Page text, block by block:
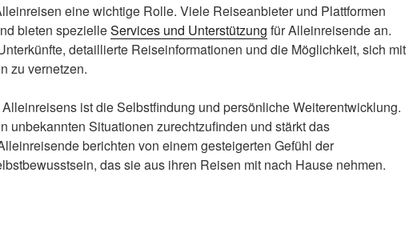
eine wichtige Rolle. Viele Reiseanbieter und Plattformen
bieten spezielleServices und Unterstützung für Alleinreisende an.
detaillierte Reiseinformationen und die Möglichkeit, sich mit
zu vernetzen.
ist die Selbstfindung und persönliche Weiterentwicklung.
unbekannten Situationen zurechtzufinden und stärkt das
berichten von einem gesteigerten Gefühl der
das sie aus ihren Reisen mit nach Hause nehmen.